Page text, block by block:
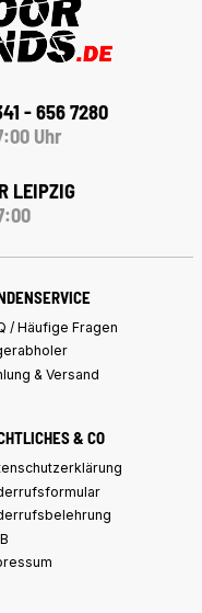
- 656 7280
Uhr
LEIPZIG
/ Häufige Fragen
& Versand
& CO